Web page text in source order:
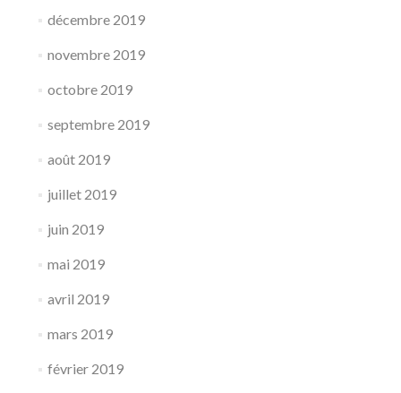
décembre 2019
novembre 2019
octobre 2019
septembre 2019
août 2019
juillet 2019
juin 2019
mai 2019
avril 2019
mars 2019
février 2019